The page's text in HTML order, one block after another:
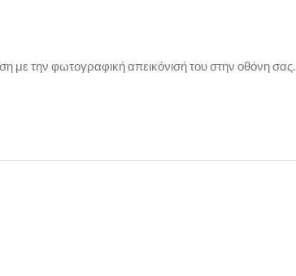
με την φωτογραφική απεικόνισή του στην οθόνη σας.